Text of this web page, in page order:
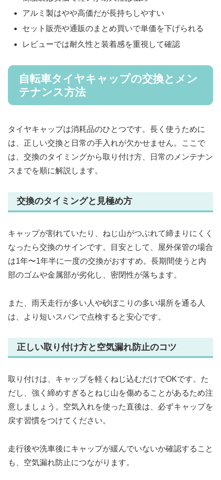
アルミ製はやや高価だが長持ちしやすい
セット販売や通販のまとめ買いで単価を下げられる
レビューでは耐久性と装着感を重視して確認
自転車タイヤキャップの交換とメン
テナンス方法
タイヤキャップは消耗品のひとつです。長く使うために
は、正しい交換と日常の手入れが欠かせません。ここで
は、交換のタイミングから取り付け方、日常のメンテナン
スまでを順に解説します。
交換のタイミングと見極め方
キャップが割れていたり、ねじ山がつぶれて締まりにくく
なったら交換のサインです。目安として、屋外保管の場合
は1年〜1年半に一度の交換がおすすめ。長期間使うと内
部のゴムや金属部が劣化し、密閉性が落ちます。
また、雨天走行が多い人や砂ぼこりの多い場所を通る人
は、より短いスパンで点検すると安心です。
正しい取り付け方と空気漏れ防止のコツ
取り付けは、キャップを軽くねじ込むだけでOKです。た
だし、強く締めすぎるとねじ山を傷めることがあるため注
意しましょう。空気入れを使った直後は、必ずキャップを
戻す習慣をつけてください。
走行後や洗車後にキャップが緩んでいないか確認すること
も、空気漏れ防止につながります。